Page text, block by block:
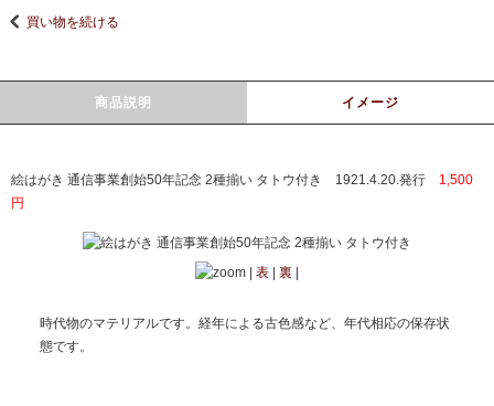
買い物を続ける
商品説明 イメージ
絵はがき 通信事業創始50年記念 2種揃い タトウ付き 1921.4.20.発行 1,500
円
表 裏
時代物のマテリアルです。経年による古色感など、年代相応の保存状
態です。